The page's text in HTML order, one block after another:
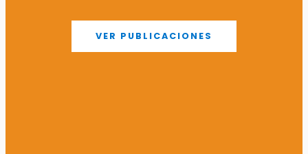
VER PUBLICACIONES